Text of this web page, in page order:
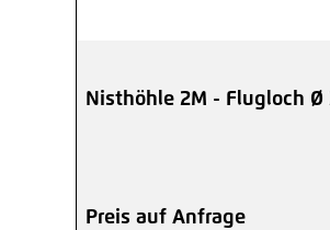
Nisthöhle 2M - Flugloch Ø
Preis auf Anfrage